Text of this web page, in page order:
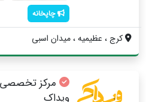
چاپخانه
کرج ، عظیمیه ، میدان اسبی
مرکز
ویداک